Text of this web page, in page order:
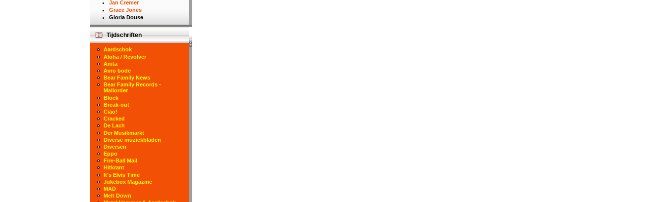
Jan Cremer
Grace Jones
Gloria Douse
Tijdschriften
Aardschok
Aloha / Revolver
Anita
Avro bode
Bear Family News
Bear Family Records -
Mailorder
Block
Break-out
Ciao!
Cracked
De Lach
Der Musikmarkt
Diverse muziekbladen
Diversen
Eppo
Fire-Ball Mail
Hitkrant
It's Elvis Time
Jukebox Magazine
MAD
Melt Down